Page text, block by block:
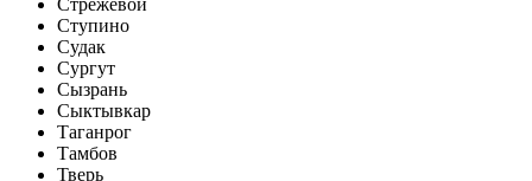
Ступино
Судак
Сургут
Сызрань
Сыктывкар
Таганрог
Тамбов
Тверь